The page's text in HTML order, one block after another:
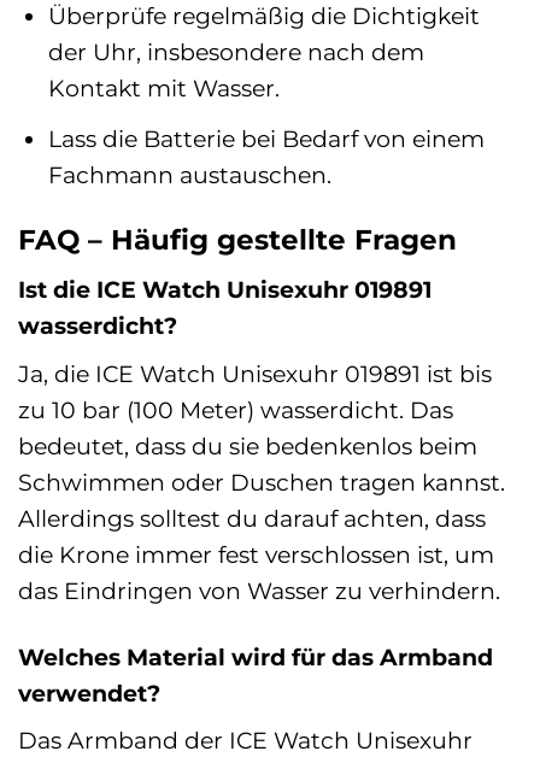
Überprüfe regelmäßig die Dichtigkeit
der Uhr, insbesondere nach dem
Kontakt mit Wasser.
Lass die Batterie bei Bedarf von einem
Fachmann austauschen.
FAQ – Häufig gestellte Fragen
Ist die ICE Watch Unisexuhr 019891
wasserdicht?
Ja, die ICE Watch Unisexuhr 019891 ist bis
zu 10 bar (100 Meter) wasserdicht. Das
bedeutet, dass du sie bedenkenlos beim
Schwimmen oder Duschen tragen kannst.
Allerdings solltest du darauf achten, dass
die Krone immer fest verschlossen ist, um
das Eindringen von Wasser zu verhindern.
Welches Material wird für das Armband
verwendet?
Das Armband der ICE Watch Unisexuhr